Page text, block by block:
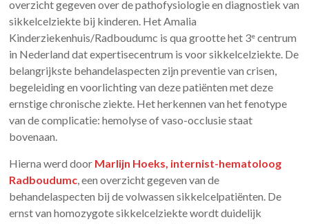
overzicht gegeven over de pathofysiologie en diagnostiek van
sikkelcelziekte bij kinderen. Het Amalia
Kinderziekenhuis/Radboudumc is qua grootte het 3e centrum
in Nederland dat expertisecentrum is voor sikkelcelziekte. De
belangrijkste behandelaspecten zijn preventie van crisen,
begeleiding en voorlichting van deze patiënten met deze
ernstige chronische ziekte. Het herkennen van het fenotype
van de complicatie: hemolyse of vaso-occlusie staat
bovenaan.
Hierna werd door Marlijn Hoeks, internist-hematoloog
Radboudumc, een overzicht gegeven van de
behandelaspecten bij de volwassen sikkelcelpatiënten. De
ernst van homozygote sikkelcelziekte wordt duidelijk